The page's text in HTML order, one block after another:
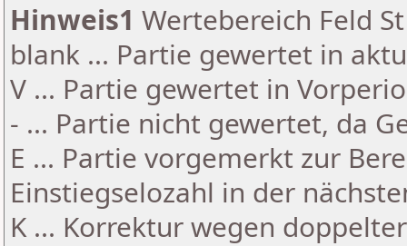
Hinweis1 Wertebereich Feld
blank ... Partie gewertet in
V ... Partie gewertet in
- ... Partie nicht gewertet, da
E ... Partie vorgemerkt zur
Einstiegselozahl in der
K ... Korrektur wegen